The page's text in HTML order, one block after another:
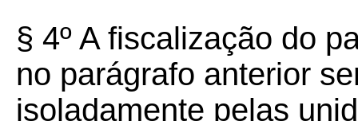
§ 4º A fiscalização do
no parágrafo anterior
isoladamente pelas